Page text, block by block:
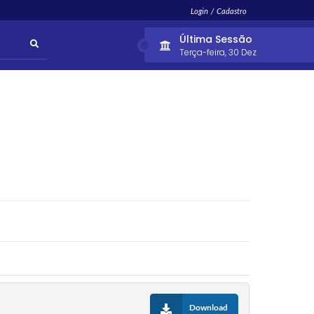
Login / Cadastro
Última Sessão
Terça-feira 30 Dez
Download